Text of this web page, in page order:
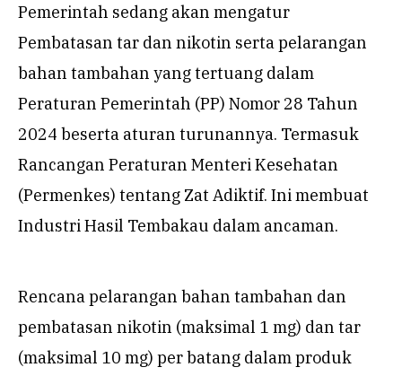
Pemerintah sedang akan mengatur
Pembatasan tar dan nikotin serta pelarangan
bahan tambahan yang tertuang dalam
Peraturan Pemerintah (PP) Nomor 28 Tahun
2024 beserta aturan turunannya. Termasuk
Rancangan Peraturan Menteri Kesehatan
(Permenkes) tentang Zat Adiktif. Ini membuat
Industri Hasil Tembakau dalam ancaman.
Rencana pelarangan bahan tambahan dan
pembatasan nikotin (maksimal 1 mg) dan tar
(maksimal 10 mg) per batang dalam produk